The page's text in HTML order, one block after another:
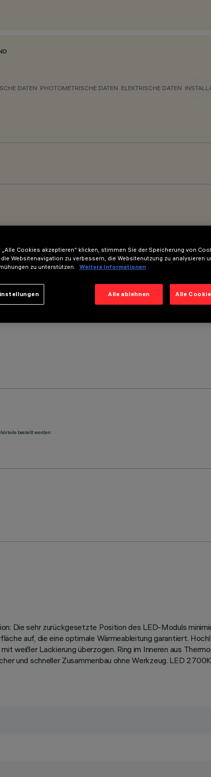
DATEN PHOTOMETRISCHE DATEN ELEKTRISCHE DATEN
bestellt werden:
Die sehr zurückgesetzte Position des LED-Moduls
auf, die eine optimale Wärmeableitung garantiert.
weißer Lackierung überzogen. Ring im Inneren aus
und schneller Zusammenbau ohne Werkzeug. LED
„Alle Cookies akzeptieren“ klicken, stimmen Sie der Speicherung von
die Websitenavigation zu verbessern, die Websitenutzung zu analysieren
zu unterstützen.
Weitere Informationen
Alle ablehnen Alle